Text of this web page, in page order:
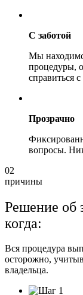
С заботой
Мы
процедуры,
справиться
Прозрачно
вопросы.
02
причины
Решение об
когда:
Вся процедура
осторожно,
владельца.